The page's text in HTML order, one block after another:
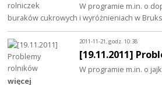
W programie m.in. o
buraków cukrowych i wyróżnieniach w
2011-11-21, godz. 10:38
[19.11.2011]
W programie m.in. o
więcej